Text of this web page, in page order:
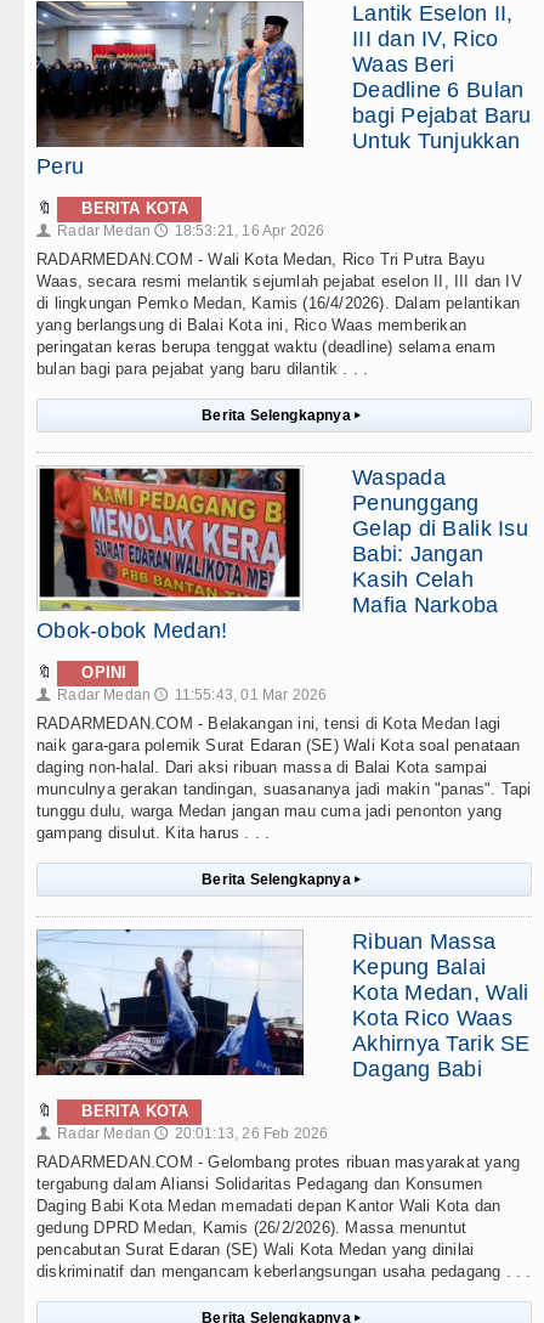
Lantik Eselon II,
III dan IV, Rico
Waas Beri
Deadline 6 Bulan
bagi Pejabat Baru
Untuk Tunjukkan
Peru
🔖 BERITA KOTA
👤 Radar Medan 🕔 18:53:21, 16 Apr 2026
RADARMEDAN.COM - Wali Kota Medan, Rico Tri Putra Bayu
Waas, secara resmi melantik sejumlah pejabat eselon II, III dan IV
di lingkungan Pemko Medan, Kamis (16/4/2026). Dalam pelantikan
yang berlangsung di Balai Kota ini, Rico Waas memberikan
peringatan keras berupa tenggat waktu (deadline) selama enam
bulan bagi para pejabat yang baru dilantik . . .
Berita Selengkapnya ▸
Waspada
Penunggang
Gelap di Balik Isu
Babi: Jangan
Kasih Celah
Mafia Narkoba
Obok-obok Medan!
🔖 OPINI
👤 Radar Medan 🕔 11:55:43, 01 Mar 2026
RADARMEDAN.COM - Belakangan ini, tensi di Kota Medan lagi
naik gara-gara polemik Surat Edaran (SE) Wali Kota soal penataan
daging non-halal. Dari aksi ribuan massa di Balai Kota sampai
munculnya gerakan tandingan, suasananya jadi makin "panas". Tapi
tunggu dulu, warga Medan jangan mau cuma jadi penonton yang
gampang disulut. Kita harus . . .
Berita Selengkapnya ▸
Ribuan Massa
Kepung Balai
Kota Medan, Wali
Kota Rico Waas
Akhirnya Tarik SE
Dagang Babi
🔖 BERITA KOTA
👤 Radar Medan 🕔 20:01:13, 26 Feb 2026
RADARMEDAN.COM - Gelombang protes ribuan masyarakat yang
tergabung dalam Aliansi Solidaritas Pedagang dan Konsumen
Daging Babi Kota Medan memadati depan Kantor Wali Kota dan
gedung DPRD Medan, Kamis (26/2/2026). Massa menuntut
pencabutan Surat Edaran (SE) Wali Kota Medan yang dinilai
diskriminatif dan mengancam keberlangsungan usaha pedagang . . .
Berita Selengkapnya ▸